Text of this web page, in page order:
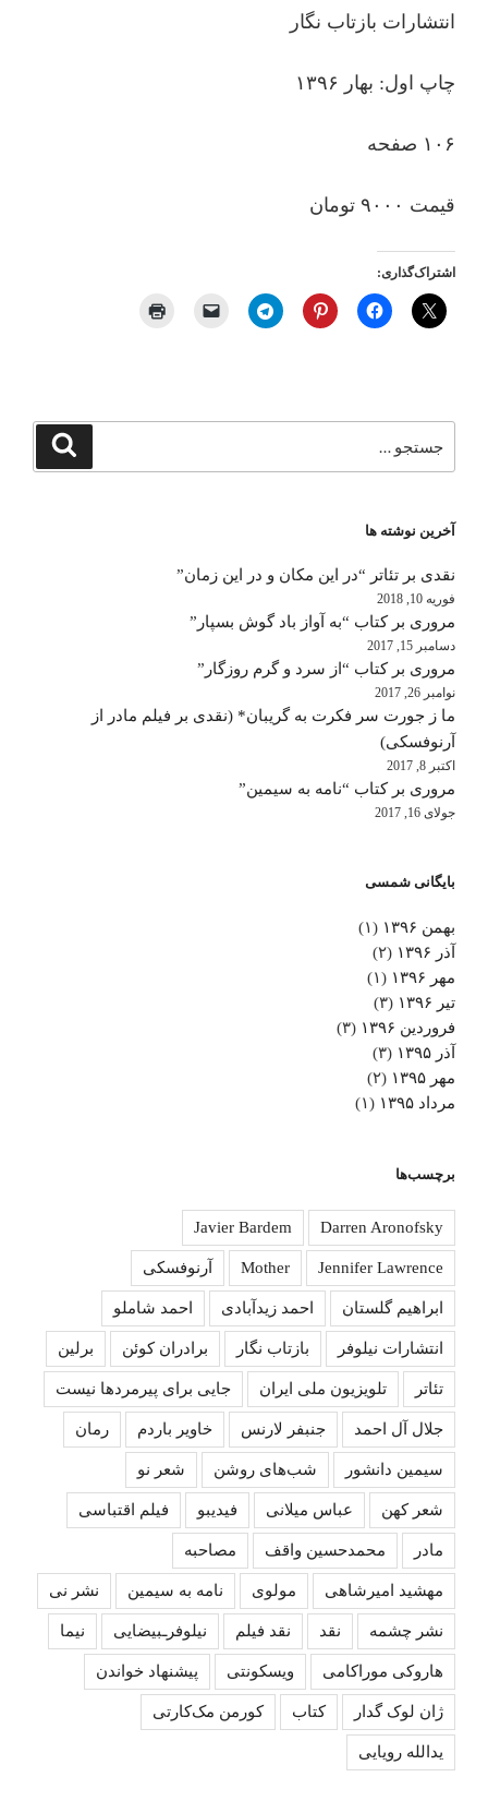
انتشارات بازتاب نگار
چاپ اول: بهار ۱۳۹۶
۱۰۶ صفحه
قیمت ۹۰۰۰ تومان
اشتراک‌گذاری:
برای
جستجو
آخرین نوشته ها
نقدی بر تئاتر “در این مکان و در این زمان”
فوریه 10, 2018
مروری بر کتاب “به آواز باد گوش بسپار”
دسامبر 15, 2017
مروری بر کتاب “از سرد و گرم روزگار”
نوامبر 26, 2017
ما ز جورت سر فکرت به گریبان* (نقدی بر فیلم مادر از
آرنوفسکی)
اکتبر 8, 2017
مروری بر کتاب “نامه به سیمین”
جولای 16, 2017
بایگانی شمسی
بهمن ۱۳۹۶
(۱)
آذر ۱۳۹۶
(۲)
مهر ۱۳۹۶
(۱)
تیر ۱۳۹۶
(۳)
فروردین ۱۳۹۶
(۳)
آذر ۱۳۹۵
(۳)
مهر ۱۳۹۵
(۲)
مرداد ۱۳۹۵
(۱)
برچسب‌ها
Darren Aronofsky
Javier Bardem
Jennifer Lawrence
Mother آرنوفسکی
ابراهیم گلستان احمد زیدآبادی احمد شاملو
انتشارات نیلوفر بازتاب نگار برادران کوئن برلین
تئاتر تلویزیون ملی ایران جایی برای پیرمردها نیست
جلال آل احمد جنبفر لارنس خاویر باردم رمان
سیمین دانشور شب‌های روشن شعر نو
شعر کهن عباس میلانی فیدیبو فیلم اقتباسی
مادر محمدحسین واقف مصاحبه
مهشید امیرشاهی مولوی نامه به سیمین نشر نی
نشر چشمه نقد نقد فیلم نیلوفرـبیضایی نیما
هاروکی موراکامی ویسکونتی پیشنهاد خواندن
ژان لوک گدار کتاب کورمن مک‌کارتی
یدالله رویایی